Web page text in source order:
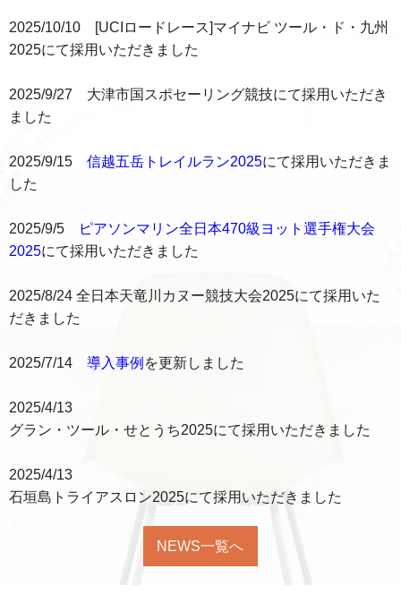
2025/10/10 [UCIロードレース]マイナビ ツール・ド・九州
2025にて採用いただきました
2025/9/27 大津市国スポセーリング競技にて採用いただき
ました
2025/9/15 信越五岳トレイルラン2025にて採用いただきま
した
2025/9/5
ピアソンマリン全日本470級ヨット選手権大会
2025にて採用いただきました
2025/8/24 全日本天竜川カヌー競技大会2025にて採用いた
だきました
2025/7/14 導入事例 を更新しました
2025/4/13
グラン・ツール・せとうち2025にて採用いただきました
2025/4/13
石垣島トライアスロン2025にて採用いただきました
NEWS一覧へ